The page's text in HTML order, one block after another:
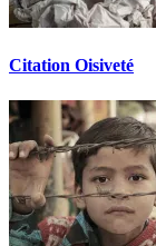
Citation Oisiveté